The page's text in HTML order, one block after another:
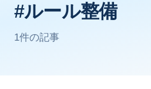
#ルール整備
1件の記事